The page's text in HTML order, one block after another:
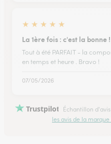
★ ★ ★ ★ ★
La 1ère fois : c'est la bonne !
Tout à été PARFAIT - la
en temps et heure . Bravo !
07/05/2026
Trustpilot Échantillon
les avis de la